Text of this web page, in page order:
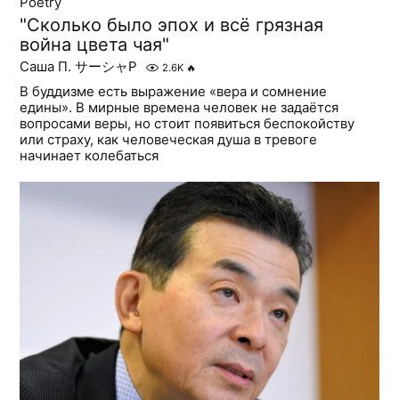
"Сколько было эпох и всё грязная
война цвета чая"
Саша П. サーシャP 2.6K 🔥
В буддизме есть выражение «вера и сомнение
едины». В мирные времена человек не задаётся
вопросами веры, но стоит появиться беспокойству
или страху, как человеческая душа в тревоге
начинает колебаться